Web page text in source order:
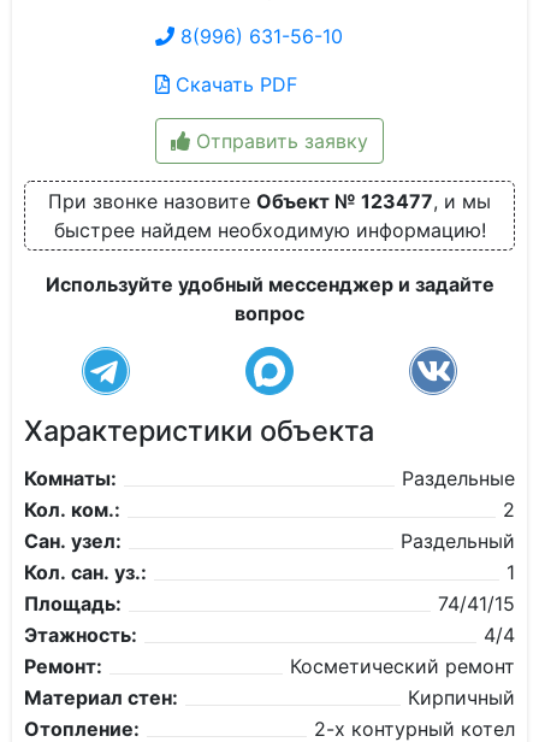
8(996) 631-56-10
Скачать PDF
Отправить заявку
При звонке назовите Объект № 123477, и мы
быстрее найдем необходимую информацию!
Используйте удобный мессенджер и задайте
вопрос
Характеристики объекта
Комнаты:
Раздельные
Кол. ком.:
2
Сан. узел:
Раздельный
Кол. сан. уз.:
1
Площадь:
74/41/15
Этажность:
4/4
Ремонт:
Косметический ремонт
Материал стен:
Кирпичный
Отопление:
2-х контурный котел